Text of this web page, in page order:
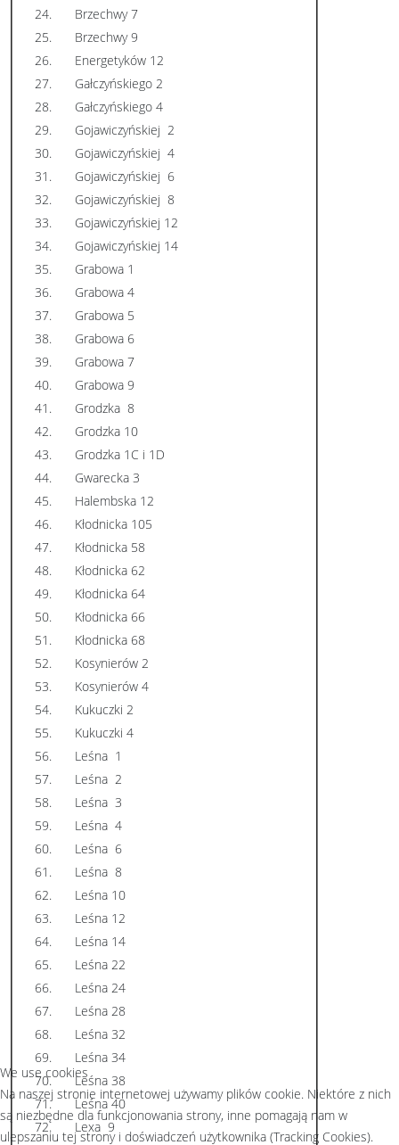
24.
Brzechwy 7
25.
Brzechwy 9
26.
Energetyków 12
27.
Gałczyńskiego 2
28.
Gałczyńskiego 4
29.
Gojawiczyńskiej 2
30.
Gojawiczyńskiej 4
31.
Gojawiczyńskiej 6
32.
Gojawiczyńskiej 8
33.
Gojawiczyńskiej 12
34.
Gojawiczyńskiej 14
35.
Grabowa 1
36.
Grabowa 4
37.
Grabowa 5
38.
Grabowa 6
39.
Grabowa 7
40.
Grabowa 9
41.
Grodzka 8
42.
Grodzka 10
43.
Grodzka 1C i 1D
44.
Gwarecka 3
45.
Halembska 12
46.
Kłodnicka 105
47.
Kłodnicka 58
48.
Kłodnicka 62
49.
Kłodnicka 64
50.
Kłodnicka 66
51.
Kłodnicka 68
52.
Kosynierów 2
53.
Kosynierów 4
54.
Kukuczki 2
55.
Kukuczki 4
56.
Leśna 1
57.
Leśna 2
58.
Leśna 3
59.
Leśna 4
60.
Leśna 6
61.
Leśna 8
62.
Leśna 10
63.
Leśna 12
64.
Leśna 14
65.
Leśna 22
66.
Leśna 24
67.
Leśna 28
68.
Leśna 32
69.
Leśna 34
70.
Leśna 38
71.
Leśna 40
72.
Lexa 9
We use cookies
Na naszej stronie internetowej używamy plików cookie. Niektóre z nich
są niezbędne dla funkcjonowania strony, inne pomagają nam w
ulepszaniu tej strony i doświadczeń użytkownika (Tracking Cookies).